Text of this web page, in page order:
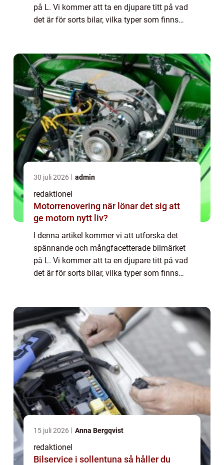
på L. Vi kommer att ta en djupare titt på vad
det är för sorts bilar, vilka typer som finns
30 juli 2026 admin
redaktionel
Motorrenovering när lönar det sig att
ge motorn nytt liv?
I denna artikel kommer vi att utforska det
spännande och mångfacetterade bilmärket
på L. Vi kommer att ta en djupare titt på vad
det är för sorts bilar, vilka typer som finns
15 juli 2026 Anna Bergqvist
redaktionel
Bilservice i sollentuna så håller du